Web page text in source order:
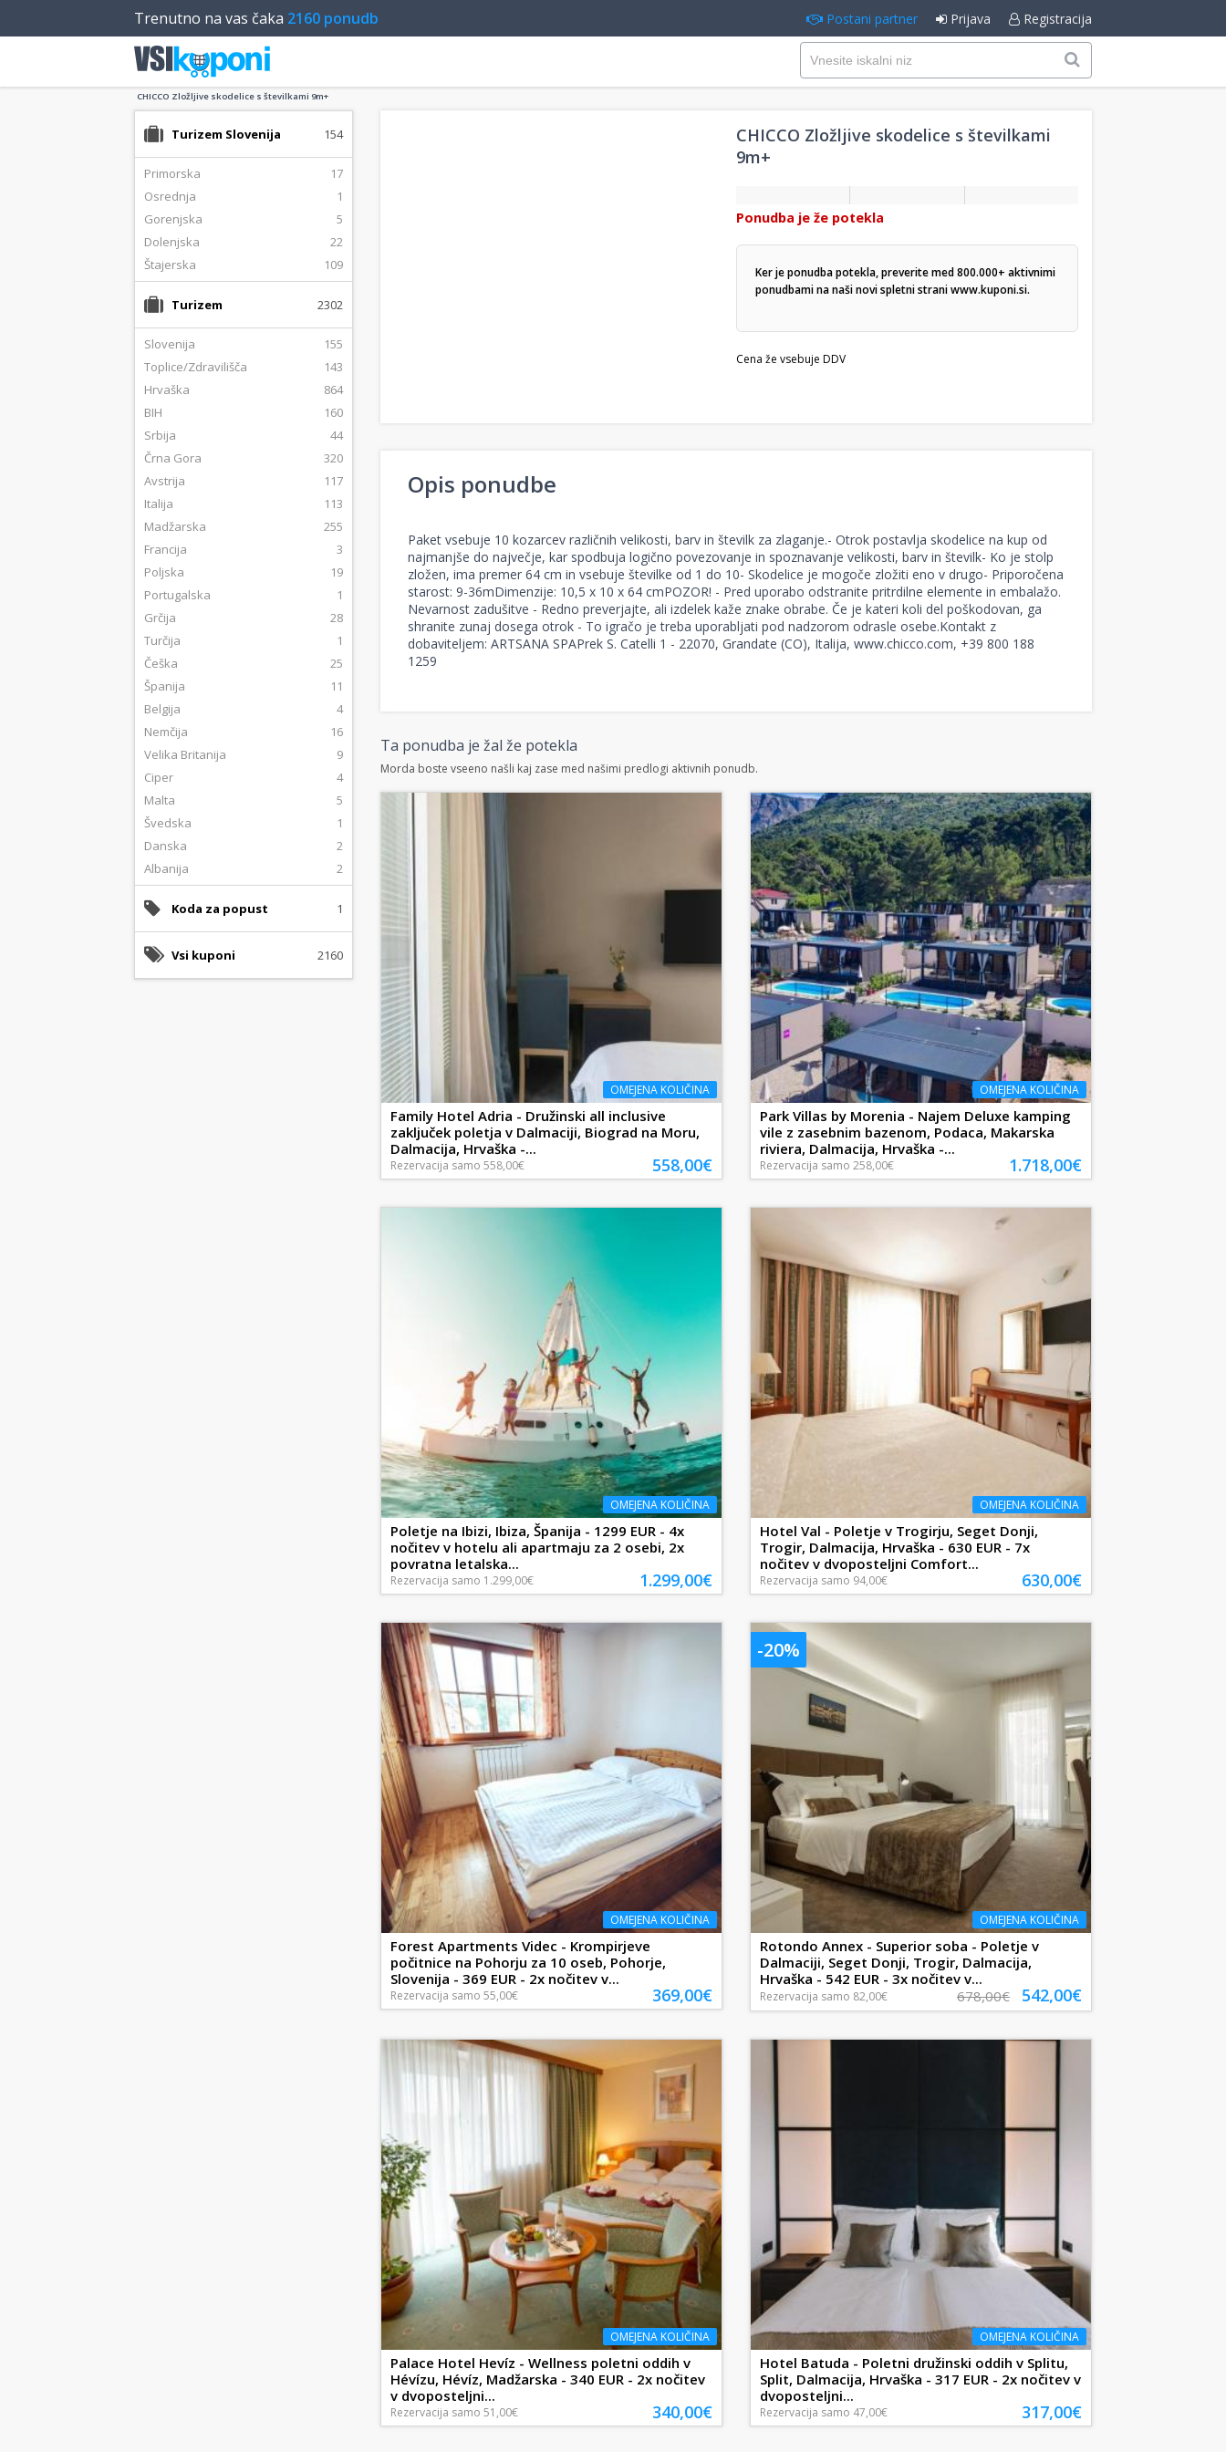
Trenutno na vas čaka 2160 ponudb Postani partner Prijava Registracija
CHICCO Zložljive skodelice s številkami 9m+
Turizem Slovenija 154
Primorska
17
Osrednja
1
Gorenjska
5
Dolenjska
22
Štajerska
109
Turizem 2302
Slovenija
155
Toplice/Zdravilišča
143
Hrvaška
864
BIH
160
Srbija
44
Črna Gora
320
Avstrija
117
Italija
113
Madžarska
255
Francija
3
Poljska
19
Portugalska
1
Grčija
28
Turčija
1
Češka
25
Španija
11
Belgija
4
Nemčija
16
Velika Britanija
9
Ciper
4
Malta
5
Švedska
1
Danska
2
Albanija
2
Koda za popust 1
Vsi kuponi 2160
CHICCO Zložljive skodelice s številkami
9m+
Ponudba je že potekla
Ker je ponudba potekla, preverite med 800.000+ aktivnimi
ponudbami na naši novi spletni straniwww.kuponi.si.
Cena že vsebuje DDV
Opis ponudbe
Paket vsebuje 10 kozarcev različnih velikosti, barv in številk za zlaganje.- Otrok postavlja skodelice na kup od
najmanjše do največje, kar spodbuja logično povezovanje in spoznavanje velikosti, barv in številk- Ko je stolp
zložen, ima premer 64 cm in vsebuje številke od 1 do 10- Skodelice je mogoče zložiti eno v drugo- Priporočena
starost: 9-36mDimenzije: 10,5 x 10 x 64 cmPOZOR! - Pred uporabo odstranite pritrdilne elemente in embalažo.
Nevarnost zadušitve - Redno preverjajte, ali izdelek kaže znake obrabe. Če je kateri koli del poškodovan, ga
shranite zunaj dosega otrok - To igračo je treba uporabljati pod nadzorom odrasle osebe.Kontakt z
dobaviteljem: ARTSANA SPAPrek S. Catelli 1 - 22070, Grandate (CO), Italija, www.chicco.com, +39 800 188
1259
Ta ponudba je žal že potekla
Morda boste vseeno našli kaj zase med našimi predlogi aktivnih ponudb.
OMEJENA KOLIČINA
Family Hotel Adria - Družinski all inclusive
zaključek poletja v Dalmaciji, Biograd na Moru,
Dalmacija, Hrvaška -...
Rezervacija samo 558,00€ 558,00€
OMEJENA KOLIČINA
Park Villas by Morenia - Najem Deluxe kamping
vile z zasebnim bazenom, Podaca, Makarska
riviera, Dalmacija, Hrvaška -...
Rezervacija samo 258,00€ 1.718,00€
OMEJENA KOLIČINA
Poletje na Ibizi, Ibiza, Španija - 1299 EUR - 4x
nočitev v hotelu ali apartmaju za 2 osebi, 2x
povratna letalska...
Rezervacija samo 1.299,00€ 1.299,00€
OMEJENA KOLIČINA
Hotel Val - Poletje v Trogirju, Seget Donji,
Trogir, Dalmacija, Hrvaška - 630 EUR - 7x
nočitev v dvoposteljni Comfort...
Rezervacija samo 94,00€ 630,00€
OMEJENA KOLIČINA
Forest Apartments Videc - Krompirjeve
počitnice na Pohorju za 10 oseb, Pohorje,
Slovenija - 369 EUR - 2x nočitev v...
Rezervacija samo 55,00€ 369,00€
-20%
OMEJENA KOLIČINA
Rotondo Annex - Superior soba - Poletje v
Dalmaciji, Seget Donji, Trogir, Dalmacija,
Hrvaška - 542 EUR - 3x nočitev v...
Rezervacija samo 82,00€ 678,00€ 542,00€
OMEJENA KOLIČINA
Palace Hotel Hevíz - Wellness poletni oddih v
Hévízu, Hévíz, Madžarska - 340 EUR - 2x nočitev
v dvoposteljni...
Rezervacija samo 51,00€ 340,00€
OMEJENA KOLIČINA
Hotel Batuda - Poletni družinski oddih v Splitu,
Split, Dalmacija, Hrvaška - 317 EUR - 2x nočitev v
dvoposteljni...
Rezervacija samo 47,00€ 317,00€